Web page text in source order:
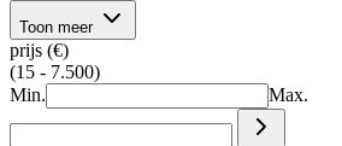
Toon meer
prijs (€)
(15 - 7.500)
Min.
Max.